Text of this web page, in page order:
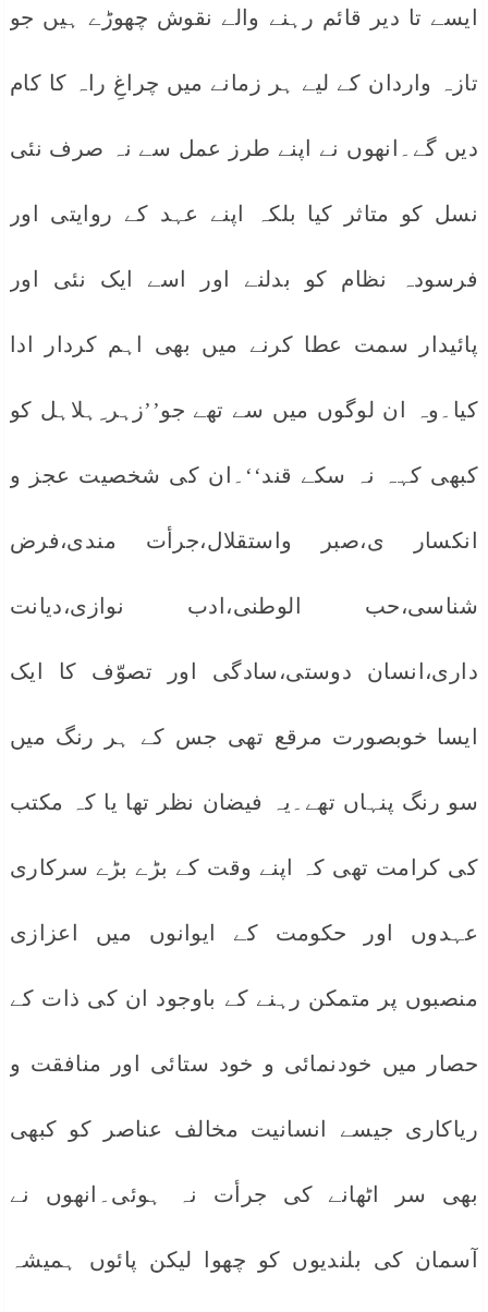
ایسے تا دیر قائم رہنے والے نقوش چھوڑے ہیں جو
تازہ واردان کے لیے ہر زمانے میں چراغِ راہ کا کام
دیں گے۔انھوں نے اپنے طرز عمل سے نہ صرف نئی
نسل کو متاثر کیا بلکہ اپنے عہد کے روایتی اور
فرسودہ نظام کو بدلنے اور اسے ایک نئی اور
پائیدار سمت عطا کرنے میں بھی اہم کردار ادا
کیا۔وہ ان لوگوں میں سے تھے جو’’زہر ِہلاہل کو
کبھی کہہ نہ سکے قند‘‘۔ان کی شخصیت عجز و
انکسار ی،صبر واستقلال،جرأت مندی،فرض
شناسی،حب الوطنی،ادب نوازی،دیانت
داری،انسان دوستی،سادگی اور تصوّف کا ایک
ایسا خوبصورت مرقع تھی جس کے ہر رنگ میں
سو رنگ پنہاں تھے۔یہ فیضان نظر تھا یا کہ مکتب
کی کرامت تھی کہ اپنے وقت کے بڑے بڑے سرکاری
عہدوں اور حکومت کے ایوانوں میں اعزازی
منصبوں پر متمکن رہنے کے باوجود ان کی ذات کے
حصار میں خودنمائی و خود ستائی اور منافقت و
ریاکاری جیسے انسانیت مخالف عناصر کو کبھی
بھی سر اٹھانے کی جرأت نہ ہوئی۔انھوں نے
آسمان کی بلندیوں کو چھوا لیکن پائوں ہمیشہ